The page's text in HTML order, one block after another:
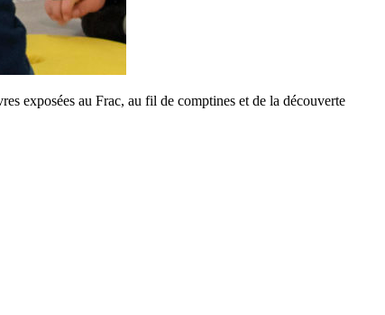
exposées au Frac, au fil de comptines et de la découverte